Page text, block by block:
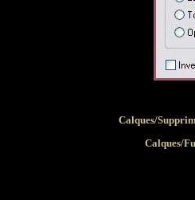
Calques/
Calques/